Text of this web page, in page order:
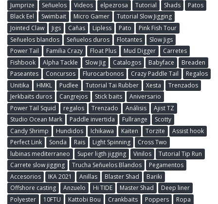
Jumprize
Señuelos Videos elpezrosa Tutorial Shads
Patos
Black Eel
Swimbait Micro Gamer
Tutorial Slow Jigging
Jointed Claw
Jigs Cañas Lipless Pato
Pink Fish Tour
Señuelos blandos
Señuelos duros Flotantes
Slow Jigs
Power Tail
Familia Crazy Float Plus Mud Digger
Carretes
Fishbook
Alpha Tackle Slow Jig Catalogos Babyface
Breaden
Paseantes
Concursos Flurocarbonos Crazy Paddle Tail
Regalos
Unitika
HMKL Pudlee Tutorial Tai Rubber Xesta
Trenzados
Jerkbaits duros
Cangrejos Stick baits
Aniversario
Power Tail Squid
regalos Trenzado Análisis
Ajist TZ
Studio Ocean Mark
Paddle invertida Fullrange
Scotty
Candy Shrimp
Hundidos Ichikawa Kaiten Torzite
Assist hook
Perfect Link
Sonda Rais Light Spinning
Cross Two
lubinas mediterraneo
Super ligth jigging Vinilos
Tutorial Tip Run
Carrete slow jigging
Trucha Señuelos Blandos
Pegamentos
Accesorios
IKA 2021 Anillas Blaster Shad
Bariki
Offshore casting
Anzuelo Hi TIDE Master Shad
Deep liner
Polyester
10FTU Kattobi Bou Crankbaits Poppers
Ropa